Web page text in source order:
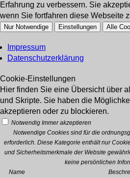
Erfahrung zu verbessern. Sie
wenn Sie fortfahren diese Webseite
Nur Notwendige Einstellungen Alle
Impressum
Datenschutzerklärung
Cookie-Einstellungen
Hier finden Sie eine Übersicht über
und Skripte. Sie haben die
akzeptieren oder zu blockieren.
Notwendig Immer akzeptieren
Notwendige Cookies sind für die
erforderlich. Diese Kategorie enthält nur
und Sicherheitsmerkmale der Website
keine persönlichen
Name